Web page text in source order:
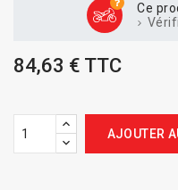
Ce
84,63 € TTC
AJOUTER